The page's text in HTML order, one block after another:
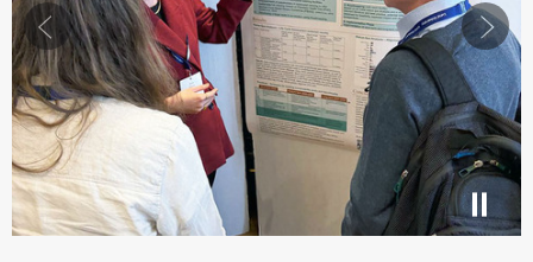
Slider
←
→
Pause